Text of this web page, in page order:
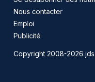
Nous contacter
Emploi
Publicité
Copyright 2008-2026